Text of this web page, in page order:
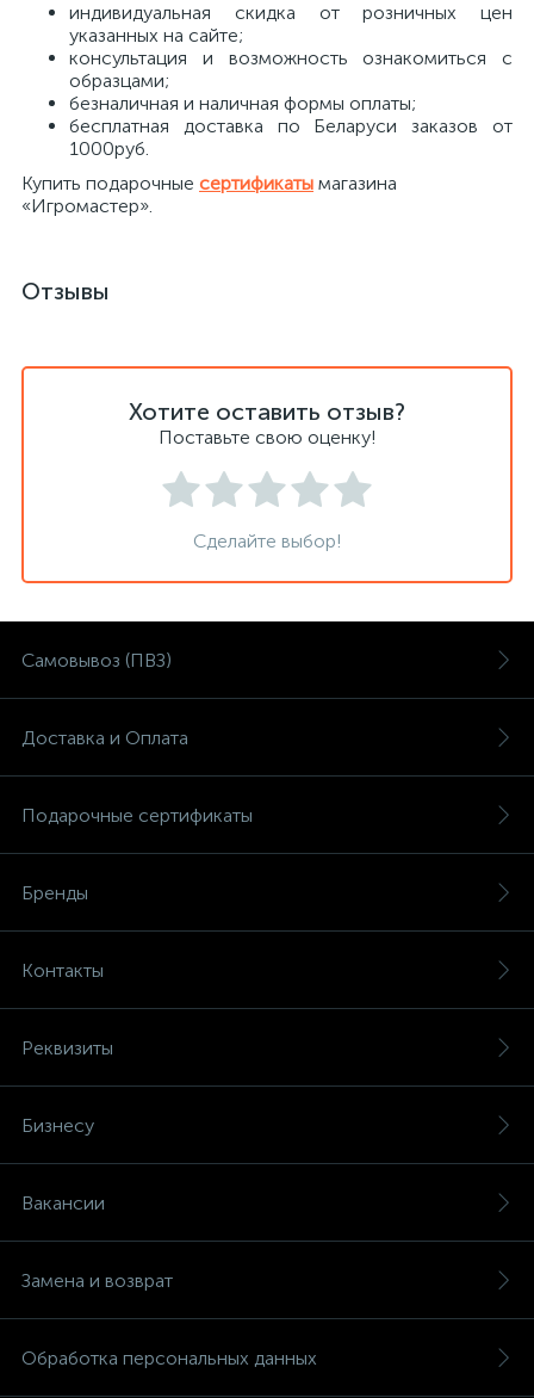
индивидуальная скидка от розничных цен
указанных на сайте;
консультация и возможность ознакомиться с
образцами;
безналичная и наличная формы оплаты;
бесплатная доставка по Беларуси заказов от
1000руб.
Купить подарочные сертификаты магазина
«Игромастер».
Отзывы
Хотите оставить отзыв?
Поставьте свою оценку!
Сделайте выбор!
Самовывоз (ПВЗ)
Доставка и Оплата
Подарочные сертификаты
Бренды
Контакты
Реквизиты
Бизнесу
Вакансии
Замена и возврат
Обработка персональных данных